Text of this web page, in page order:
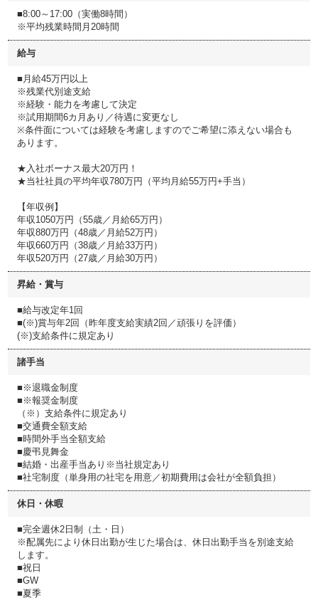
■8:00～17:00（実働8時間）
※平均残業時間月20時間
給与
■月給45万円以上
※残業代別途支給
※経験・能力を考慮して決定
※試用期間6カ月あり／待遇に変更なし
※条件面については経験を考慮しますのでご希望に添えない場合も
あります。
★入社ボーナス最大20万円！
★当社社員の平均年収780万円（平均月給55万円+手当）
【年収例】
年収1050万円（55歳／月給65万円）
年収880万円（48歳／月給52万円）
年収660万円（38歳／月給33万円）
年収520万円（27歳／月給30万円）
昇給・賞与
■給与改定年1回
■(※)賞与年2回（昨年度支給実績2回／頑張りを評価）
(※)支給条件に規定あり
諸手当
■※退職金制度
■※報奨金制度
（※）支給条件に規定あり
■交通費全額支給
■時間外手当全額支給
■慶弔見舞金
■結婚・出産手当あり※当社規定あり
■社宅制度（単身用の社宅を用意／初期費用は会社が全額負担）
休日・休暇
■完全週休2日制（土・日）
※配属先により休日出勤が生じた場合は、休日出勤手当を別途支給
します。
■祝日
■GW
■夏季